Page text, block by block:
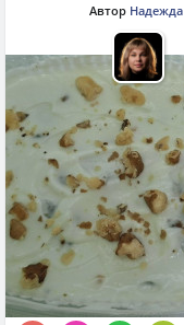
Автор Надежда